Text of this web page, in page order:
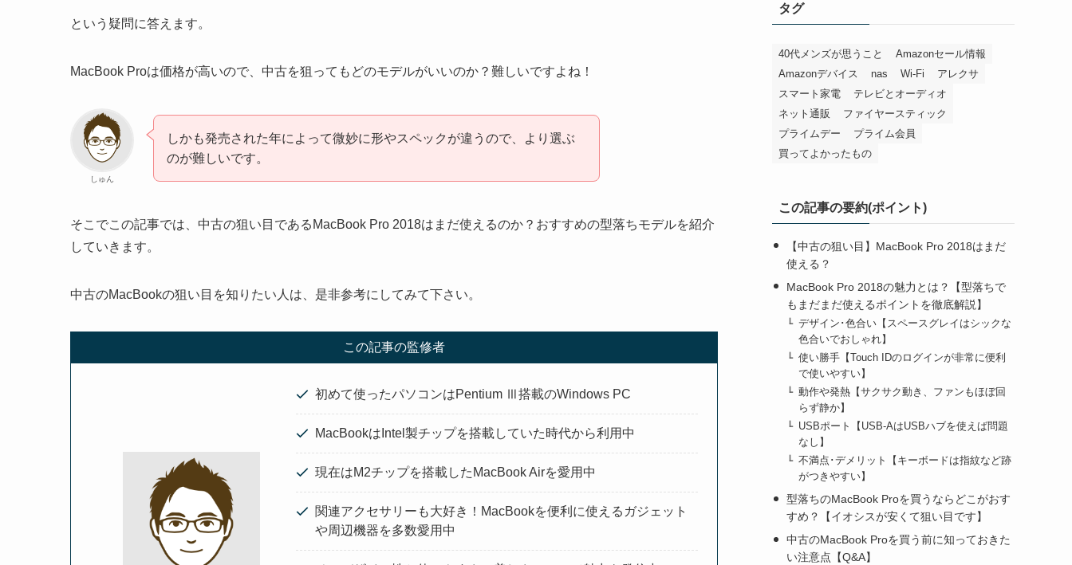
という疑問に答えます。
MacBook Proは価格が高いので、中古を狙ってもどのモデルがいいのか？難しいですよね！
しゅん
しかも発売された年によって微妙に形やスペックが違うので、より選ぶ
のが難しいです。
そこでこの記事では、中古の狙い目であるMacBook Pro 2018はまだ使えるのか？おすすめの型落ちモデルを紹介
していきます。
中古のMacBookの狙い目を知りたい人は、是非参考にしてみて下さい。
この記事の監修者
初めて使ったパソコンはPentium Ⅲ搭載のWindows PC
MacBookはIntel製チップを搭載していた時代から利用中
現在はM2チップを搭載したMacBook Airを愛用中
関連アクセサリーも大好き！MacBookを便利に使えるガジェット
や周辺機器を多数愛用中
タグ
40代メンズが思うこと
Amazonセール情報
Amazonデバイス
nas Wi-Fi
アレクサ
スマート家電
テレビとオーディオ
ネット通販
ファイヤースティック
プライムデー
プライム会員
買ってよかったもの
この記事の要約(ポイント)
【中古の狙い目】MacBook Pro 2018はまだ
使える？
MacBook Pro 2018の魅力とは？【型落ちで
もまだまだ使えるポイントを徹底解説】
デザイン･色合い【スペースグレイはシックな
色合いでおしゃれ】
使い勝手【Touch IDのログインが非常に便利
で使いやすい】
動作や発熱【サクサク動き、ファンもほぼ回
らず静か】
USBポート【USB-AはUSBハブを使えば問題
なし】
不満点･デメリット【キーボードは指紋など跡
がつきやすい】
型落ちのMacBook Proを買うならどこがおす
すめ？【イオシスが安くて狙い目です】
中古のMacBook Proを買う前に知っておきた
い注意点【Q&A】